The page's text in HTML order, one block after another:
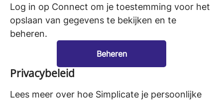
Log in op Connect om je toestemming voor het
opslaan van gegevens te bekijken en te
beheren.
Beheren
Privacybeleid
Lees meer over hoe Simplicate je persoonlijke